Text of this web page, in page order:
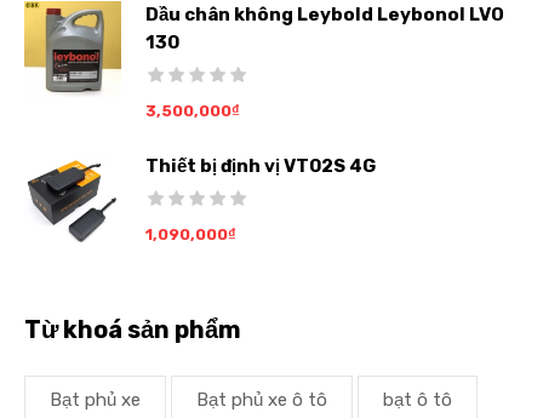
Dầu chân không Leybold Leybonol LVO
130
3,500,000₫
Thiết bị định vị VT02S 4G
1,090,000₫
Từ khoá sản phẩm
Bạt phủ xe Bạt phủ xe ô tô bạt ô tô